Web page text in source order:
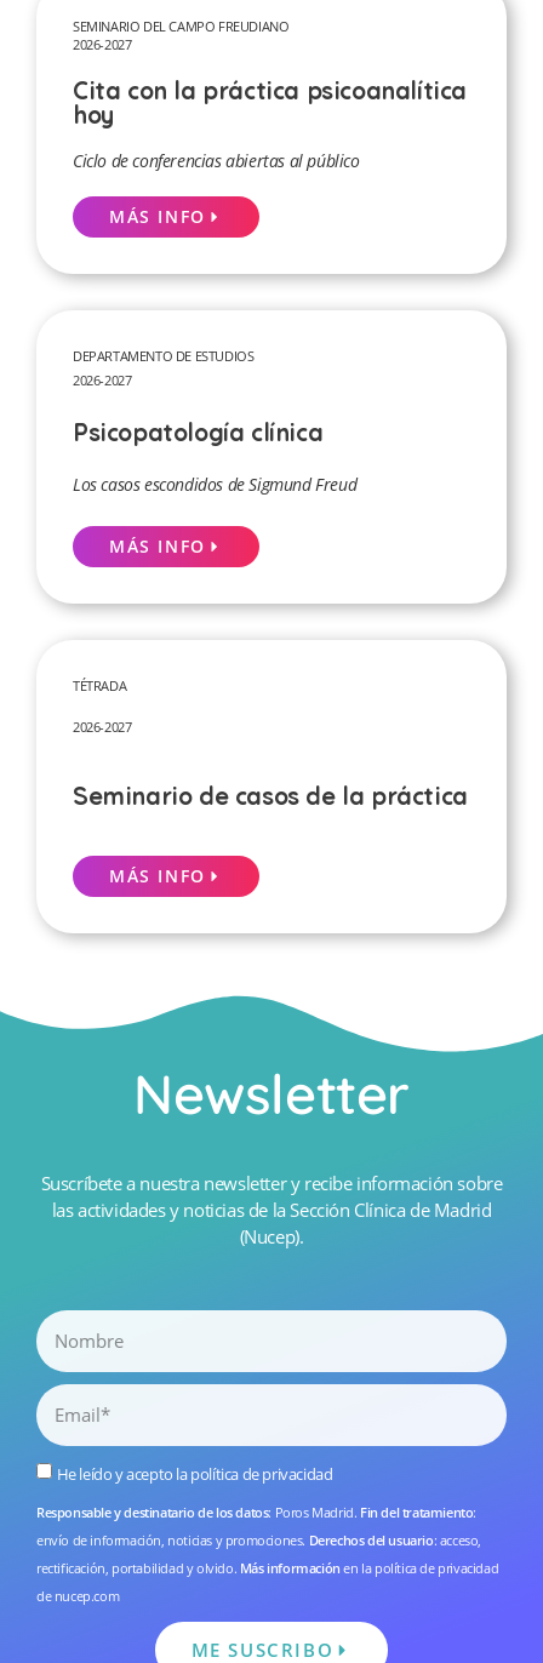
SEMINARIO DEL CAMPO FREUDIANO
2026-2027
Cita con la práctica psicoanalítica
hoy
Ciclo de conferencias abiertas al público
MÁS INFO
DEPARTAMENTO DE ESTUDIOS
2026-2027
Psicopatología clínica
Los casos escondidos de Sigmund Freud
MÁS INFO
TÉTRADA
2026-2027
Seminario de casos de la práctica
MÁS INFO
Newsletter
Suscríbete a nuestra newsletter y recibe información sobre
las actividades y noticias de la Sección Clínica de Madrid
(Nucep).
He leído y acepto lapolítica de privacidad
Responsable y destinatario de los datos: Poros Madrid. Fin del tratamiento:
envío de información, noticias y promociones. Derechos del usuario: acceso,
rectificación, portabilidad y olvido. Más información en la política de privacidad
de nucep.com
ME SUSCRIBO